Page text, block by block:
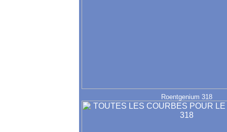
Roentgenium 318